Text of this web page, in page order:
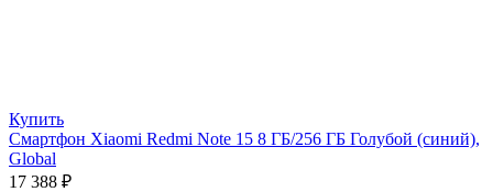
Купить
Смартфон Xiaomi Redmi Note 15 8 ГБ/256 ГБ Голубой (синий),
Global
17 388 ₽